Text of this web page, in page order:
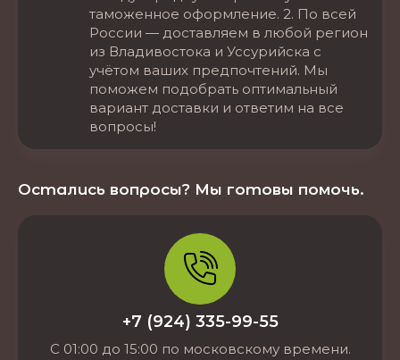
таможенное оформление. 2. По всей
России — доставляем в любой регион
из Владивостока и Уссурийска с
учётом ваших предпочтений. Мы
поможем подобрать оптимальный
вариант доставки и ответим на все
вопросы!
Остались вопросы? Мы готовы помочь.
+7 (924) 335-99-55
С 01:00 до 15:00 по московскому времени.